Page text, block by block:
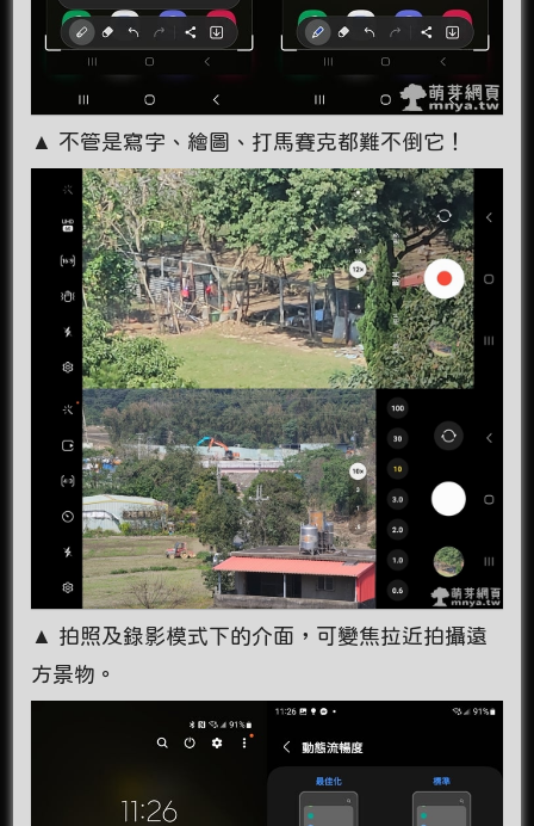
▲ 不管是寫字、繪圖、打馬賽克都難不倒它！
▲ 拍照及錄影模式下的介面，可變焦拉近拍攝遠
方景物。